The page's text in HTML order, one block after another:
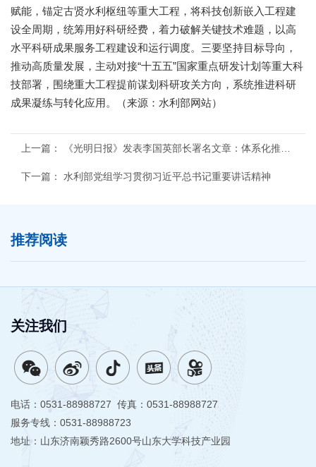
赋能，锚定古贤水利枢纽等重大工程，将科技创新嵌入工程建
设全周期，统筹用好科研经费，着力破解关键技术难题，以高
水平科研成果服务工程建设和运行调度。三要坚持目标导向，
推动高质量发展，主动对接“十五五”国家重点研发计划等重大科
技部署，围绕重大工程提前谋划科研攻关方向，系统推进科研
成果凝练与转化应用。（来源：水利部网站）
上一篇： 《光明日报》发表李国英部长署名文章：体系化推进、系统性提升水利科技创新能力
下一篇： 水利部党组学习贯彻习近平总书记重要讲话精神
推荐阅读
关注我们
电话：0531-88988727 传真：0531-88988727
服务专线：0531-88988723
地址：山东济南颖秀路2600号山东大学科技产业园